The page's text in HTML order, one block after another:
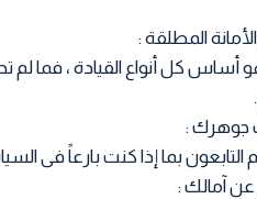
كل أنواع القيادة ، فما لم
بما إذا كنت بارعاً فى